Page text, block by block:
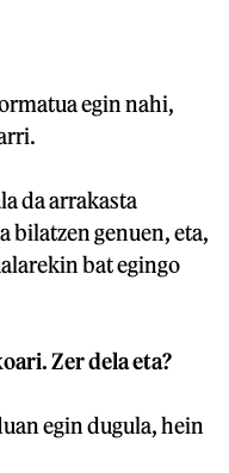
egin nahi,
da arrakasta
bilatzen genuen, eta,
bat egingo
Zer dela eta?
egin dugula, hein